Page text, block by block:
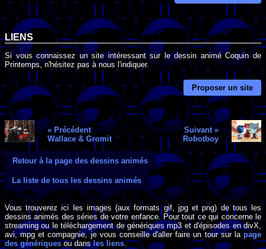
LIENS
Si vous connaissez un site intéressant sur le dessin animé Coquin de
Printemps, n'hésitez pas à nous l'indiquer.
Proposer un site
« Précédent
Wallace & Gromit
Suivant »
Robotboy
Retour à la page des dessins animés
La liste de tous les dessins animés
Vous trouverez ici les images (aux formats gif, jpg et png) de tous les
dessins animés des séries de votre enfance. Pour tout ce qui concerne le
streaming ou le téléchargement de génériques mp3 et d'épisodes en divX,
avi, mpg et compagnie, je vous conseille d'aller faire un tour sur la page
des génériquesou dansles liens.